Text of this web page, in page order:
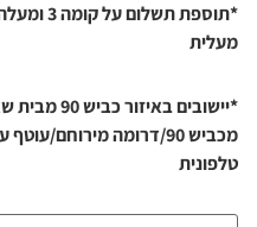
מעלית
*יישובים
מכביש 90/דרומה מירוחם/
טלפונית